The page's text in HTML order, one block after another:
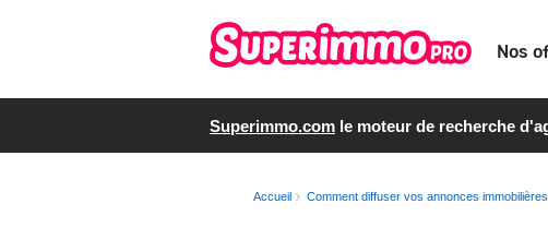
Nos
Superimmo.com le moteur de recherche
Accueil Comment diffuser vos annonces immobilières